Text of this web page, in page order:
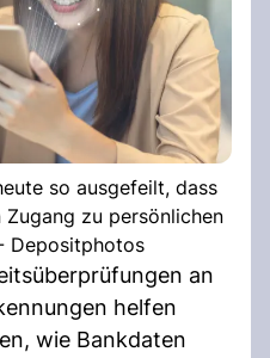
so ausgefeilt, dass
zu persönlichen
Depositphotos
an
helfen
wie Bankdaten